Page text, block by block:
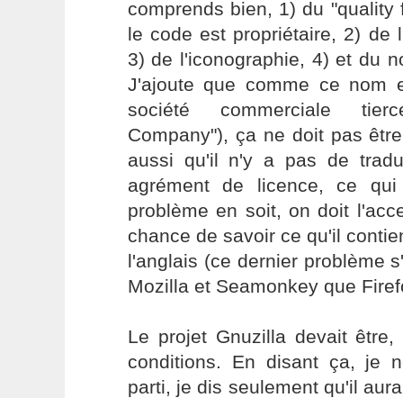
comprends bien, 1) du "quality
le code est propriétaire, 2) de
3) de l'iconographie, 4) et du
J'ajoute que comme ce nom
société commerciale
Company"), ça ne doit pas
aussi qu'il n'y a pas de
agrément de licence, ce
problème en soit, on doit
chance de savoir ce qu'il
l'anglais (ce dernier problème
Mozilla et Seamonkey que
Le projet Gnuzilla devait
conditions. En disant ça, je
parti, je dis seulement qu'il